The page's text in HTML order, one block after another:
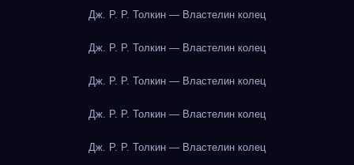
Дж. Р. Р. Толкин — Властелин колец
Дж. Р. Р. Толкин — Властелин колец
Дж. Р. Р. Толкин — Властелин колец
Дж. Р. Р. Толкин — Властелин колец
Дж. Р. Р. Толкин — Властелин колец